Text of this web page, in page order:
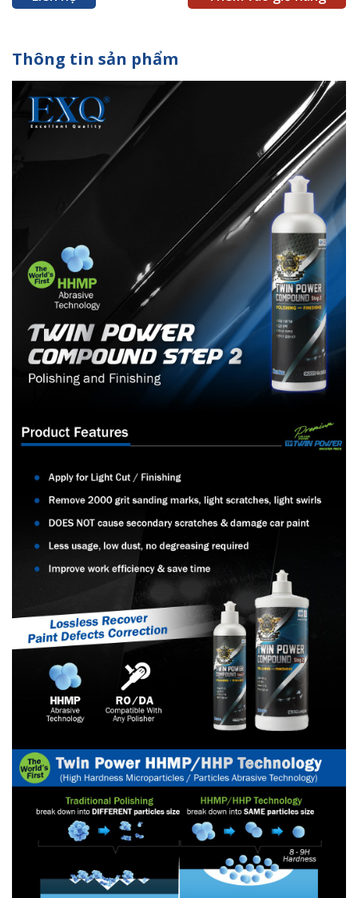
Thông tin sản phẩm